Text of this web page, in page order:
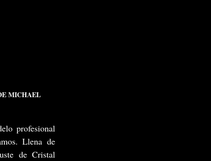
MICHAEL
profesional
Llena de
de Cristal